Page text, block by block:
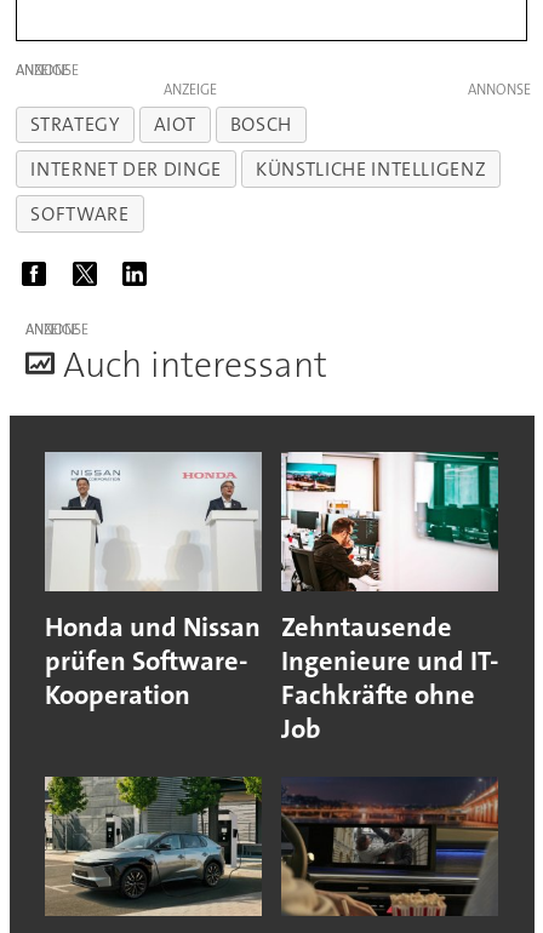
ANZEIGE
ANZEIGE
STRATEGY AIOT
BOSCH
INTERNET DER DINGE
KÜNSTLICHE INTELLIGENZ
SOFTWARE
ANZEIGE
Auch interessant
Honda und Nissan
prüfen Software-
Kooperation
Zehntausende
Ingenieure und IT-
Fachkräfte ohne
Job